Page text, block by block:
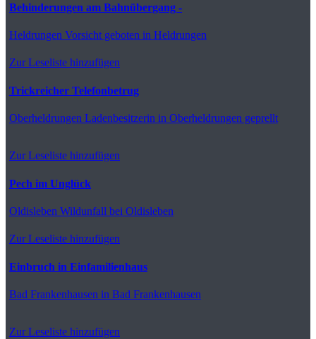
Behinderungen am Bahnübergang -
Heldrungen Vorsicht geboten in Heldrungen
Zur Leseliste hinzufügen
Trickreicher Telefonbetrug
Oberheldrungen Ladenbesitzerin in Oberheldrungen geprellt
Zur Leseliste hinzufügen
Pech im Unglück
Oldisleben Wildunfall bei Oldisleben
Zur Leseliste hinzufügen
Einbruch in Einfamilienhaus
Bad Frankenhausen in Bad Frankenhausen
Zur Leseliste hinzufügen